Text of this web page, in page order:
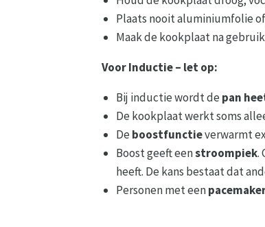
Plaats nooit aluminiumfolie
Maak de kookplaat na
Voor Inductie – let op:
Bij inductie wordt de pan
De kookplaat werkt soms
De boostfunctieverwarmt
Boost geeft eenstroompiek.
heeft. De kans bestaat dat
Personen met een